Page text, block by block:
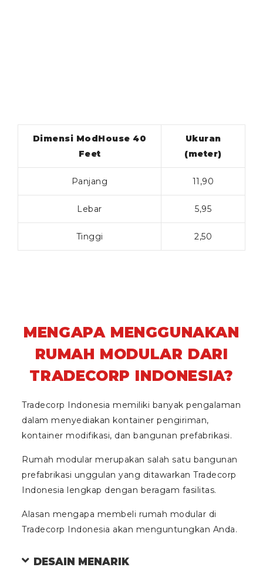
Dimensi ModHouse 40
Feet
Ukuran
(meter)
Panjang 11,90
Lebar 5,95
Tinggi 2,50
MENGAPA MENGGUNAKAN
RUMAH MODULAR DARI
TRADECORP INDONESIA?
Tradecorp Indonesia memiliki banyak pengalaman
dalam menyediakan kontainer pengiriman,
kontainer modifikasi, dan bangunan prefabrikasi.
Rumah modular merupakan salah satu bangunan
prefabrikasi unggulan yang ditawarkan Tradecorp
Indonesia lengkap dengan beragam fasilitas.
Alasan mengapa membeli rumah modular di
Tradecorp Indonesia akan menguntungkan Anda.
DESAIN MENARIK